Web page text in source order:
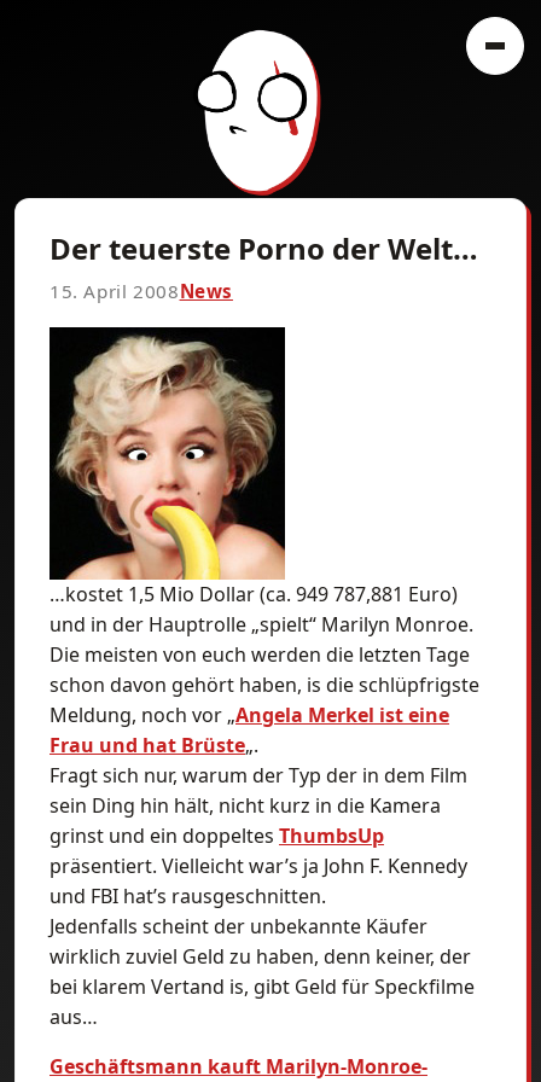
Der teuerste Porno der Welt…
15. April 2008News
…kostet 1,5 Mio Dollar (ca. 949 787,881 Euro)
und in der Hauptrolle „spielt“ Marilyn Monroe.
Die meisten von euch werden die letzten Tage
schon davon gehört haben, is die schlüpfrigste
Meldung, noch vor „Angela Merkel ist eine
Frau und hat Brüste„.
Fragt sich nur, warum der Typ der in dem Film
sein Ding hin hält, nicht kurz in die Kamera
grinst und ein doppeltes ThumbsUp
präsentiert. Vielleicht war’s ja John F. Kennedy
und FBI hat’s rausgeschnitten.
Jedenfalls scheint der unbekannte Käufer
wirklich zuviel Geld zu haben, denn keiner, der
bei klarem Vertand is, gibt Geld für Speckfilme
aus…
Geschäftsmann kauft Marilyn-Monroe-